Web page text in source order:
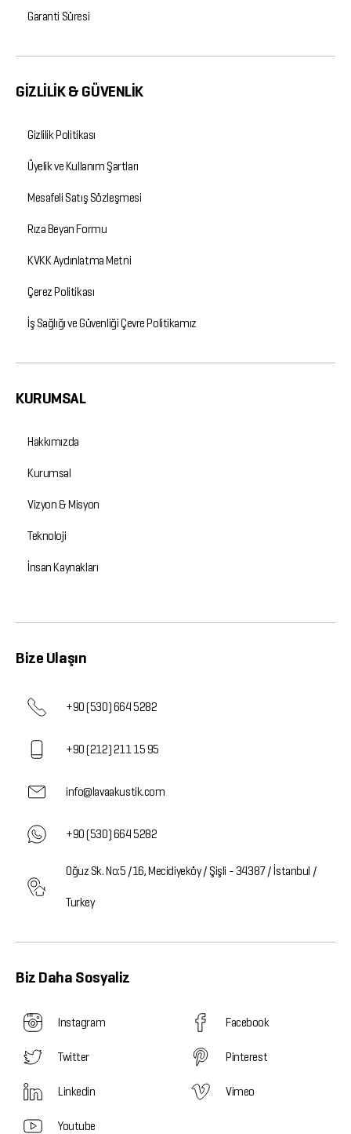
Garanti Süresi
GİZLİLİK & GÜVENLİK
Gizlilik Politikası
Üyelik ve Kullanım Şartları
Mesafeli Satış Sözleşmesi
Rıza Beyan Formu
KVKK Aydınlatma Metni
Çerez Politikası
İş Sağlığı ve Güvenliği Çevre Politikamız
KURUMSAL
Hakkımızda
Kurumsal
Vizyon & Misyon
Teknoloji
İnsan Kaynakları
Bize Ulaşın
+90 (530) 664 5282
+90 (212) 211 15 95
info@lavaakustik.com
+90 (530) 664 5282
Oğuz Sk. No:5 /16, Mecidiyeköy / Şişli - 34387 / İstanbul /
Turkey
Biz Daha Sosyaliz
Instagram Facebook
Twitter Pinterest
Linkedin Vimeo
Youtube